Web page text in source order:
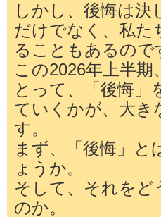
しかし、後悔は決
だけでなく、私た
ることもあるので
この2026年上半期
とって、「後悔」
ていくかが、大き
す。
まず、「後悔」と
ょうか。
そして、それをど
のか。